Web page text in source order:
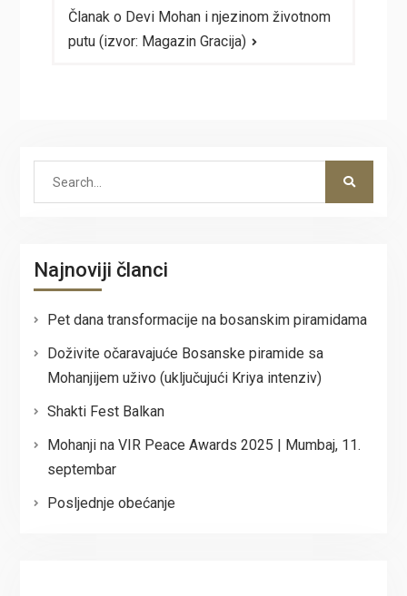
Članak o Devi Mohan i njezinom životnom
putu (izvor: Magazin Gracija)
Najnoviji članci
Pet dana transformacije na bosanskim piramidama
Doživite očaravajuće Bosanske piramide sa
Mohanjijem uživo (uključujući Kriya intenziv)
Shakti Fest Balkan
Mohanji na VIR Peace Awards 2025 | Mumbaj, 11.
septembar
Posljednje obećanje